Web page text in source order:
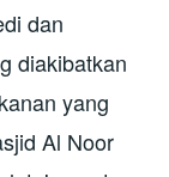
dan
diakibatkan
yang
Al Noor